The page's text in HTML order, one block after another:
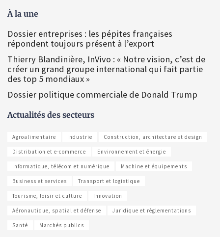
À la une
Dossier entreprises : les pépites françaises
répondent toujours présent à l’export
Thierry Blandinière, InVivo : « Notre vision, c’est de
créer un grand groupe international qui fait partie
des top 5 mondiaux »
Dossier politique commerciale de Donald Trump
Actualités des secteurs
Agroalimentaire Industrie Construction, architecture et design
Distribution et e-commerce Environnement et énergie
Informatique, télécom et numérique Machine et équipements
Business et services Transport et logistique
Tourisme, loisir et culture Innovation
Aéronautique, spatial et défense Juridique et règlementations
Santé Marchés publics